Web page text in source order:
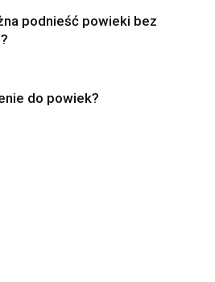
podnieść powieki bez
do powiek?